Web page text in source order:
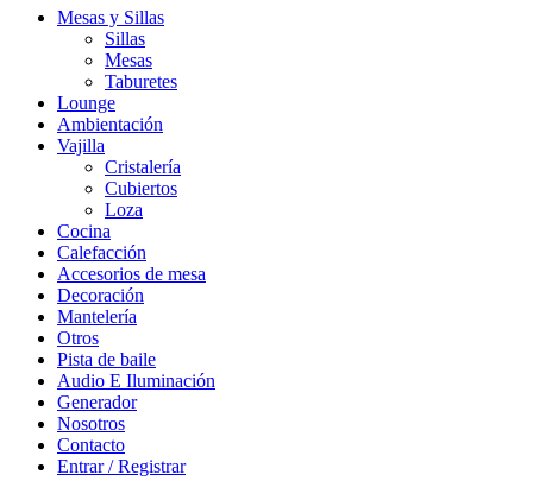
Mesas y Sillas
Sillas
Mesas
Taburetes
Lounge
Ambientación
Vajilla
Cristalería
Cubiertos
Loza
Cocina
Calefacción
Accesorios de mesa
Decoración
Mantelería
Otros
Pista de baile
Audio E Iluminación
Generador
Nosotros
Contacto
Entrar / Registrar